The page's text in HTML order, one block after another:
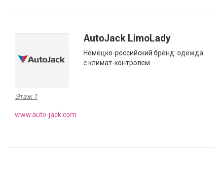
AutoJack LimoLady
Немецко-­российский бренд: одежда
с климат-контролем
Этаж 1
www.auto-jack.com